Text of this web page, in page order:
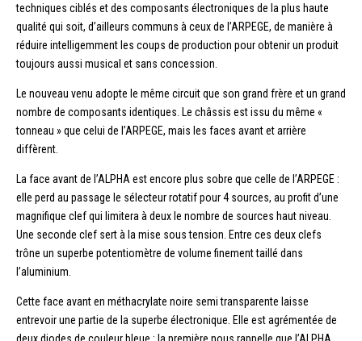
techniques ciblés et des composants électroniques de la plus haute
qualité qui soit, d’ailleurs communs à ceux de l’ARPEGE, de manière à
réduire intelligemment les coups de production pour obtenir un produit
toujours aussi musical et sans concession.
Le nouveau venu adopte le même circuit que son grand frère et un grand
nombre de composants identiques. Le châssis est issu du même «
tonneau » que celui de l’ARPEGE, mais les faces avant et arrière
diffèrent.
La face avant de l’ALPHA est encore plus sobre que celle de l’ARPEGE :
elle perd au passage le sélecteur rotatif pour 4 sources, au profit d’une
magnifique clef qui limitera à deux le nombre de sources haut niveau.
Une seconde clef sert à la mise sous tension. Entre ces deux clefs
trône un superbe potentiomètre de volume finement taillé dans
l’aluminium.
Cette face avant en méthacrylate noire semi transparente laisse
entrevoir une partie de la superbe électronique. Elle est agrémentée de
deux diodes de couleur bleue : la première nous rappelle que l’ALPHA